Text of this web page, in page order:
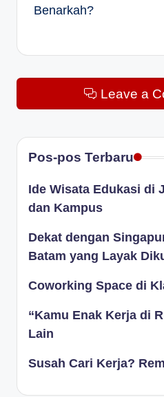
Benarkah?
Leave a
Pos-pos Terbaru
Ide Wisata Edukasi di
dan Kampus
Dekat dengan
Batam yang Layak
Coworking Space di
“Kamu Enak Kerja di
Lain
Susah Cari Kerja?